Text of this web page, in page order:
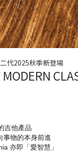
代2025秋季新登場
吉他產品
事物的本身前進
亦即「愛智慧」